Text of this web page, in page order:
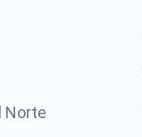
Norte